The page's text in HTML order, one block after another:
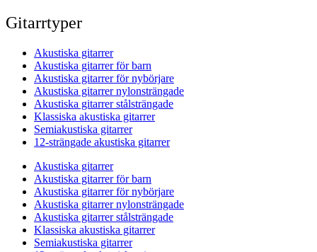
Gitarrtyper
Akustiska gitarrer
Akustiska gitarrer för barn
Akustiska gitarrer för nybörjare
Akustiska gitarrer nylonsträngade
Akustiska gitarrer stålsträngade
Klassiska akustiska gitarrer
Semiakustiska gitarrer
12-strängade akustiska gitarrer
Akustiska gitarrer
Akustiska gitarrer för barn
Akustiska gitarrer för nybörjare
Akustiska gitarrer nylonsträngade
Akustiska gitarrer stålsträngade
Klassiska akustiska gitarrer
Semiakustiska gitarrer